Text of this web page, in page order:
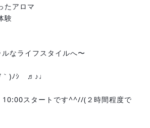
たアロマ
験
なライフスタイルへ〜
)ﾉｼ　♬♪♩
スタートです^^//(２時間程度で